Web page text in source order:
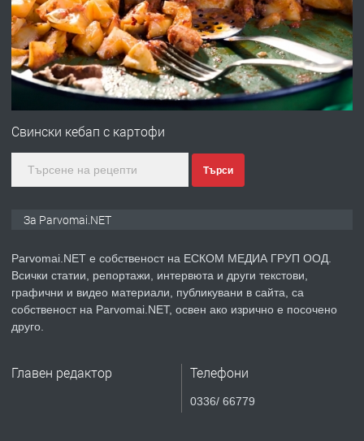
преди 1 година
Първи поход "По стъпките на Ангел
преди 1 година
ПРЕДЛАГА Уроци по Математика
Свински кебап с картофи
Търси
За Parvomai.NET
Parvomai.NET е собственост на ЕСКОМ МЕДИА ГРУП ООД.
Всички статии, репортажи, интервюта и други текстови,
графични и видео материали, публикувани в сайта, са
собственост на Parvomai.NET, освен ако изрично е посочено
друго.
Главен редактор Телефони
0336/ 66779